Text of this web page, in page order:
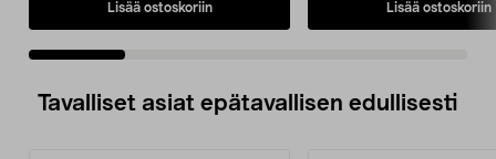
Lisää ostoskoriin Lisää ostoskoriin
Tavalliset asiat epätavallisen edullisesti